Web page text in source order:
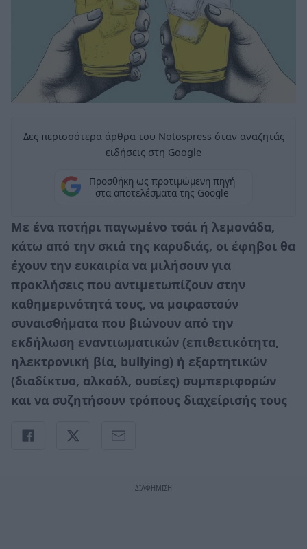
Δες περισσότερα άρθρα του Notospress όταν αναζητάς
ειδήσεις στη Google
Προσθήκη ως προτιμώμενη πηγή
στα αποτελέσματα της Google
Με ένα ποτήρι παγωμένο τσάι ή λεμονάδα,
κάτω από την σκιά της καρυδιάς, οι έφηβοι θα
έχουν την ευκαιρία να μιλήσουν για
προκλήσεις που αντιμετωπίζουν στην
καθημερινότητά τους, να μοιραστούν
συναισθήματα που βιώνουν από την
εκδήλωση εναντιωματικών (επιθετικότητα,
ηλεκτρονική βία, bullying) ή εξαρτητικών
(διαδίκτυο, αλκοόλ, ουσίες) συμπεριφορών
και να συζητήσουν τρόπους διαχείρισής τους